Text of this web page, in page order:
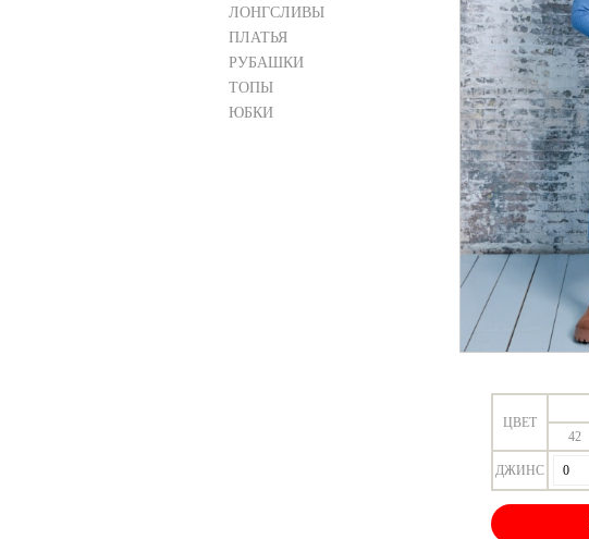
ЛОНГСЛИВЫ
ПЛАТЬЯ
РУБАШКИ
ТОПЫ
ЮБКИ
ЦВЕТ
42
ДЖИНС